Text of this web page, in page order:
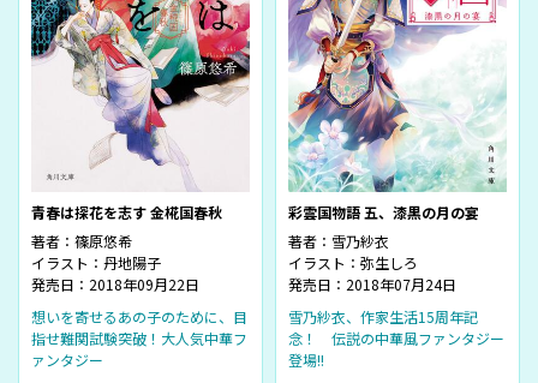
青春は探花を志す 金椛国春秋
著者： 篠原悠希
イラスト： 丹地陽子
発売日：2018年09月22日
想いを寄せるあの子のために、目
指せ難関試験突破！大人気中華フ
ァンタジー
彩雲国物語 五、漆黒の月の宴
著者： 雪乃紗衣
イラスト： 弥生しろ
発売日：2018年07月24日
雪乃紗衣、作家生活15周年記
念！ 伝説の中華風ファンタジー
登場!!